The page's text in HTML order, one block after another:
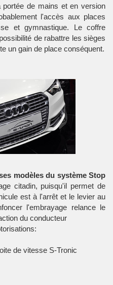
de mains et en version
l'accès aux places
et gymnastique. Le coffre
de rabattre les sièges
un gain de place conséquent.
modèles du système Stop
citadin, puisqu'il permet de
est à l'arrêt et le levier au
l'embrayage relance le
du conducteur
de vitesse S-Tronic